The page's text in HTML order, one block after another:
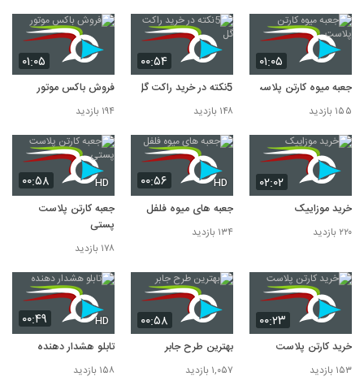
۰۱:۰۵
جعبه میوه کارتن پلاست
۱۵۵ بازدید
۰۰:۵۴
5نکته در خرید راکت گل
۱۴۸ بازدید
۰۱:۰۵
فروش باکس موتور
۱۹۴ بازدید
۰۲:۰۲
خرید موزاییک
۲۲۰ بازدید
۰۰:۵۶ HD
جعبه های میوه فلفل
۱۳۴ بازدید
۰۰:۵۸ HD
جعبه کارتن پلاست
پستی
۱۷۸ بازدید
۰۰:۲۳
خرید کارتن پلاست
۱۵۳ بازدید
۰۰:۵۸
بهترین طرح جابر
۱,۰۵۷ بازدید
۰۰:۴۹ HD
تابلو هشدار دهنده
۱۵۸ بازدید